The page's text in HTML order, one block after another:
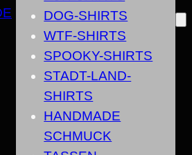
DOG-SHIRTS
WTF-SHIRTS
SPOOKY-SHIRTS
STADT-LAND-
SHIRTS
HANDMADE
SCHMUCK